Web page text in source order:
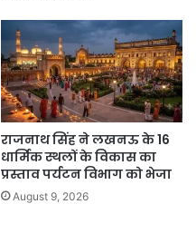
राजनाथ सिंह ने लखनऊ के 16
धार्मिक स्थलों के विकास का
प्रस्ताव पर्यटन विभाग को भेजा
August 9, 2026